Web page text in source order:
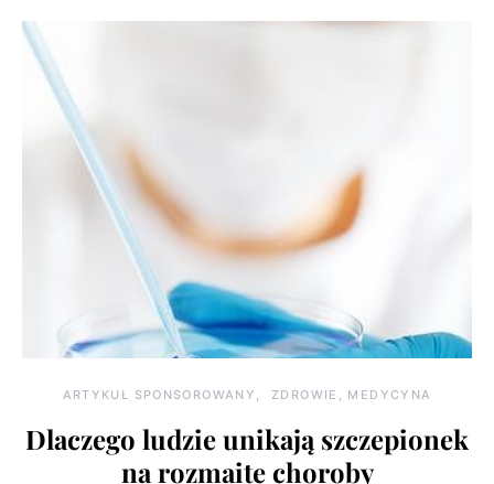
ARTYKUŁ SPONSOROWANY ZDROWIE, MEDYCYNA
Dlaczego ludzie unikają szczepionek
na rozmaite choroby